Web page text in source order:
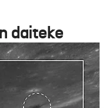
daiteke